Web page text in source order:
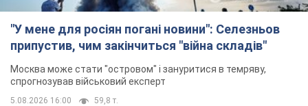
"У мене для росіян погані новини": Селезньов
припустив, чим закінчиться "війна складів"
Москва може стати "островом" і зануритися в темряву,
спрогнозував військовий експерт
5.08.2026 16:00 59,8 т.